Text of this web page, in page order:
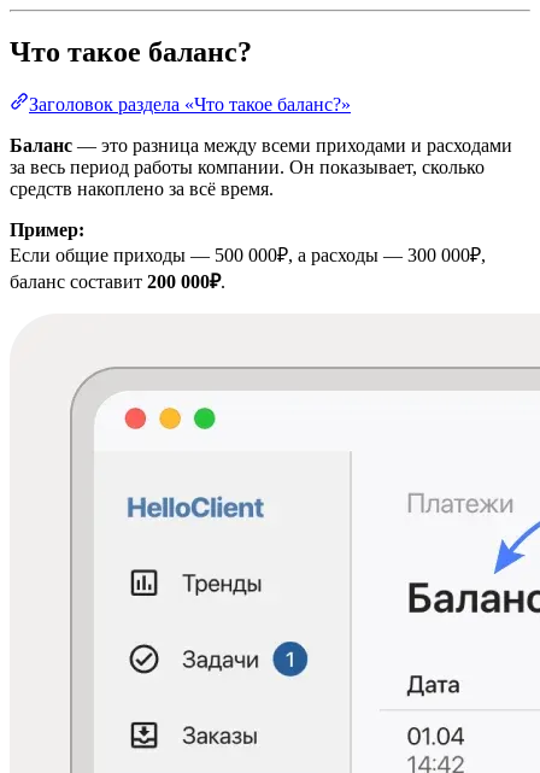
Что такое баланс?
Заголовок раздела «Что такое баланс?»
Баланс — это разница между всеми приходами и расходами
за весь период работы компании. Он показывает, сколько
средств накоплено за всё время.
Пример:
Если общие приходы — 500 000₽, а расходы — 300 000₽,
баланс составит 200 000₽.